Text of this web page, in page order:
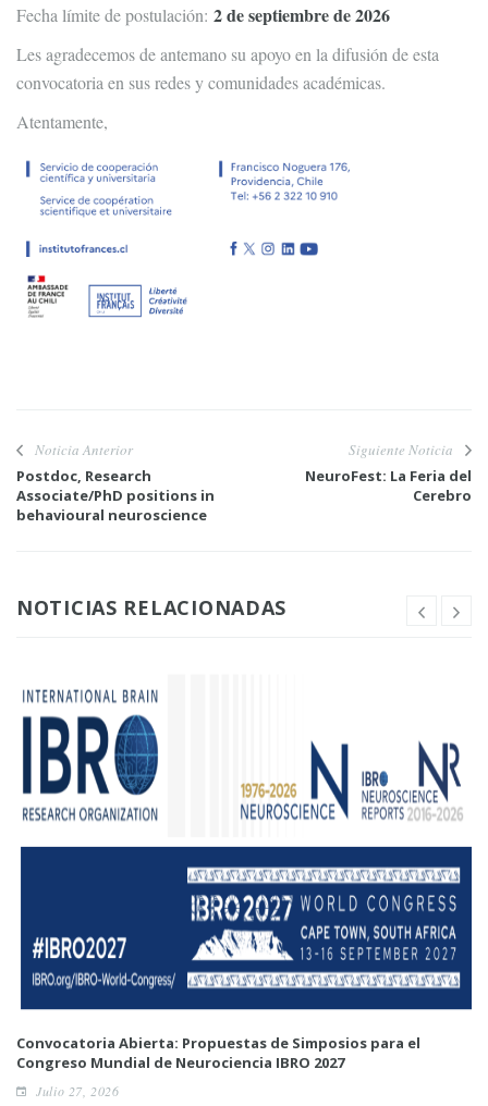
Fecha límite de postulación: 2 de septiembre de 2026
Les agradecemos de antemano su apoyo en la difusión de esta
convocatoria en sus redes y comunidades académicas.
Atentamente,
Noticia Anterior
Postdoc, Research
Associate/PhD positions in
behavioural neuroscience
Siguiente Noticia
NeuroFest: La Feria del
Cerebro
NOTICIAS RELACIONADAS
Convocatoria Abierta: Propuestas de Simposios para el
Congreso Mundial de Neurociencia IBRO 2027
Julio 27, 2026